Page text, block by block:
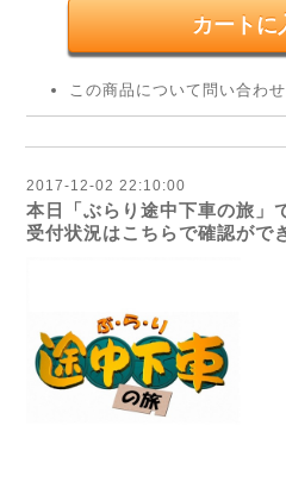
この商品について問い合わ
2017-12-02 22:10:00
本日「ぶらり途中下車の旅」
受付状況はこちらで確認がで